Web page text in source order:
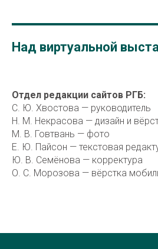
Над виртуальной
Отдел редакции сайтов РГБ:
С. Ю. Хвостова — руководитель
Н. М. Некрасова — дизайн и
М. В. Говтвань — фото
Е. Ю. Пайсон — текстовая
Ю. В. Семёнова — корректура
О. С. Морозова — вёрстка